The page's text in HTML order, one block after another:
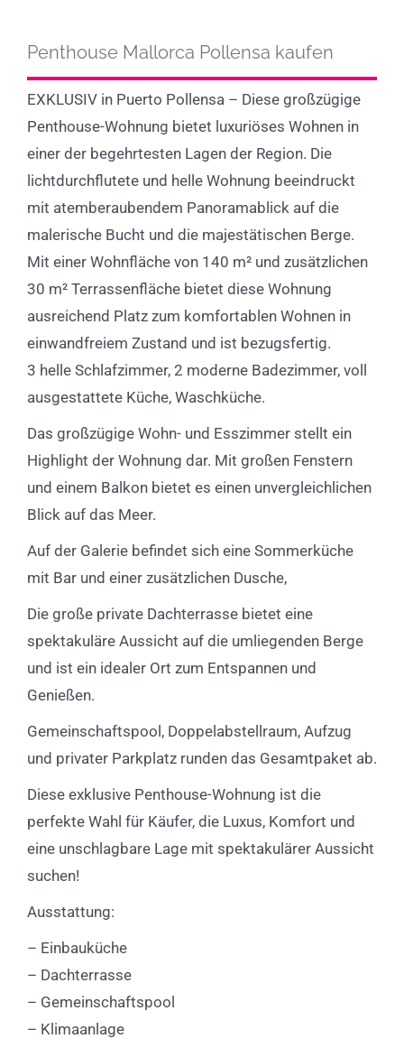
Penthouse Mallorca Pollensa kaufen
EXKLUSIV in Puerto Pollensa – Diese großzügige
Penthouse-Wohnung bietet luxuriöses Wohnen in
einer der begehrtesten Lagen der Region. Die
lichtdurchflutete und helle Wohnung beeindruckt
mit atemberaubendem Panoramablick auf die
malerische Bucht und die majestätischen Berge.
Mit einer Wohnfläche von 140 m² und zusätzlichen
30 m² Terrassenfläche bietet diese Wohnung
ausreichend Platz zum komfortablen Wohnen in
einwandfreiem Zustand und ist bezugsfertig.
3 helle Schlafzimmer, 2 moderne Badezimmer, voll
ausgestattete Küche, Waschküche.
Das großzügige Wohn- und Esszimmer stellt ein
Highlight der Wohnung dar. Mit großen Fenstern
und einem Balkon bietet es einen unvergleichlichen
Blick auf das Meer.
Auf der Galerie befindet sich eine Sommerküche
mit Bar und einer zusätzlichen Dusche,
Die große private Dachterrasse bietet eine
spektakuläre Aussicht auf die umliegenden Berge
und ist ein idealer Ort zum Entspannen und
Genießen.
Gemeinschaftspool, Doppelabstellraum, Aufzug
und privater Parkplatz runden das Gesamtpaket ab.
Diese exklusive Penthouse-Wohnung ist die
perfekte Wahl für Käufer, die Luxus, Komfort und
eine unschlagbare Lage mit spektakulärer Aussicht
suchen!
Ausstattung:
– Einbauküche
– Dachterrasse
– Gemeinschaftspool
– Klimaanlage